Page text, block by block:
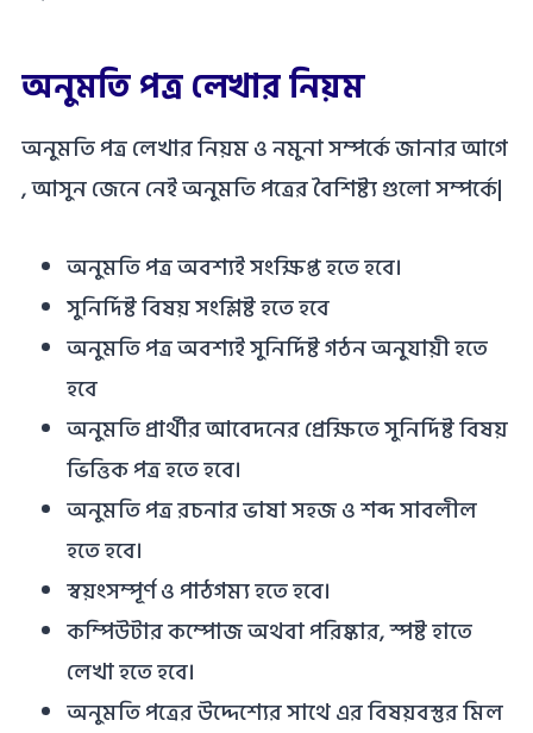
অনুমতি পত্র লেখার নিয়ম
অনুমতি পত্র লেখার নিয়ম ও নমুনা সম্পর্কে জানার আগে
, আসুন জেনে নেই অনুমতি পত্রের বৈশিষ্ট্য গুলো সম্পর্কে|
অনুমতি পত্র অবশ্যই সংক্ষিপ্ত হতে হবে।
সুনির্দিষ্ট বিষয় সংশ্লিষ্ট হতে হবে
অনুমতি পত্র অবশ্যই সুনির্দিষ্ট গঠন অনুযায়ী হতে
হবে
অনুমতি প্রার্থীর আবেদনের প্রেক্ষিতে সুনির্দিষ্ট বিষয়
ভিত্তিক পত্র হতে হবে।
অনুমতি পত্র রচনার ভাষা সহজ ও শব্দ সাবলীল
হতে হবে।
স্বয়ংসম্পূর্ণ ও পাঠগম্য হতে হবে।
কম্পিউটার কম্পোজ অথবা পরিষ্কার, স্পষ্ট হাতে
লেখা হতে হবে।
অনুমতি পত্রের উদ্দেশ্যের সাথে এর বিষয়বস্তুর মিল